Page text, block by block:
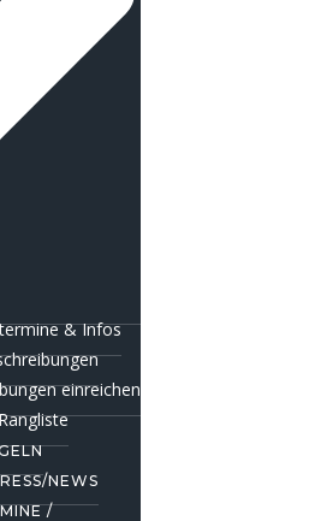
& Infos
einreichen
NEWS
/